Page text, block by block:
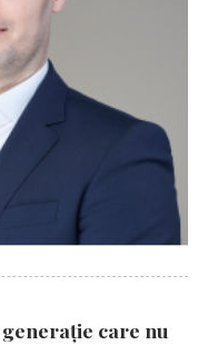
care nu